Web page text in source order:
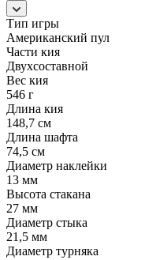
Тип игры
Американский пул
Части кия
Двухсоставной
Вес кия
546 г
Длина кия
148,7 см
Длина шафта
74,5 см
Диаметр наклейки
13 мм
Высота стакана
27 мм
Диаметр стыка
21,5 мм
Диаметр турняка